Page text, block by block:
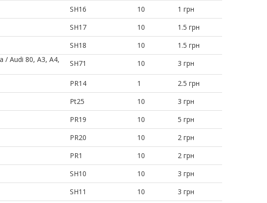
SH16 10
1 грн
SH17 10
1.5 грн
SH18 10
1.5 грн
/ Audi 80, A3, A4,
SH71 10
3 грн
PR14 1
2.5 грн
Pt25 10
3 грн
PR19 10
5 грн
PR20 10
2 грн
PR1 10
2 грн
SH10 10
3 грн
SH11 10
3 грн